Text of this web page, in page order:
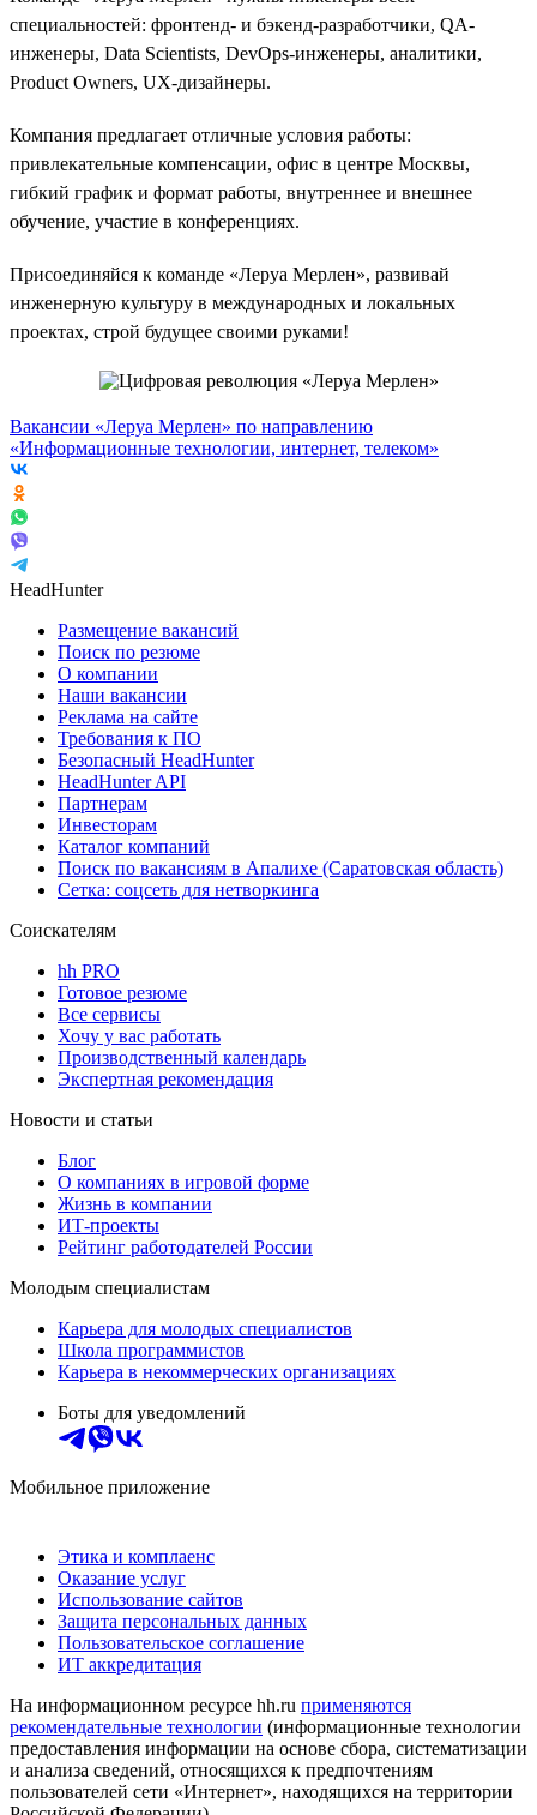
специальностей: фронтенд- и бэкенд-разработчики, QA-
инженеры, Data Scientists, DevOps-инженеры, аналитики,
Product Owners, UX-дизайнеры.
Компания предлагает отличные условия работы:
привлекательные компенсации, офис в центре Москвы,
гибкий график и формат работы, внутреннее и внешнее
обучение, участие в конференциях.
Присоединяйся к команде «Леруа Мерлен», развивай
инженерную культуру в международных и локальных
проектах, строй будущее своими руками!
Вакансии «Леруа Мерлен» по направлению
«Информационные технологии, интернет, телеком»
HeadHunter
Размещение вакансий
Поиск по резюме
О компании
Наши вакансии
Реклама на сайте
Требования к ПО
Безопасный HeadHunter
HeadHunter API
Партнерам
Инвесторам
Каталог компаний
Поиск по вакансиям в Апалихе (Саратовская область)
Сетка: соцсеть для нетворкинга
Соискателям
hh PRO
Готовое резюме
Все сервисы
Хочу у вас работать
Производственный календарь
Экспертная рекомендация
Новости и статьи
Блог
О компаниях в игровой форме
Жизнь в компании
ИТ-проекты
Рейтинг работодателей России
Молодым специалистам
Карьера для молодых специалистов
Школа программистов
Карьера в некоммерческих организациях
Боты для уведомлений
Мобильное приложение
Этика и комплаенс
Оказание услуг
Использование сайтов
Защита персональных данных
Пользовательское соглашение
ИТ аккредитация
На информационном ресурсе hh.ru применяются
рекомендательные технологии (информационные технологии
предоставления информации на основе сбора, систематизации
и анализа сведений, относящихся к предпочтениям
пользователей сети «Интернет», находящихся на территории